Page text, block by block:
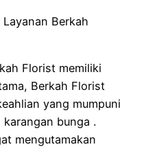
Berkah
Florist memiliki
Berkah Florist
yang mumpuni
bunga .
mengutamakan